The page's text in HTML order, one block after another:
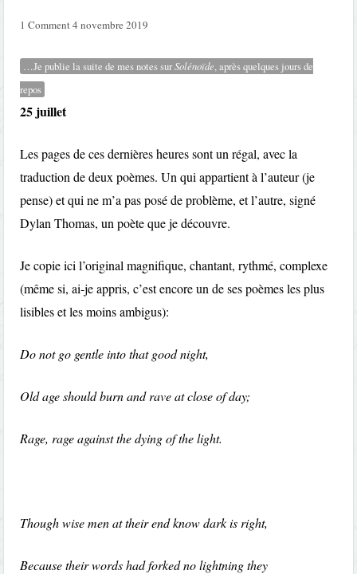
1 Comment4 novembre 2019
…Je publie la suite de mes notes surSolénoïde, après quelques jours de
repos
25 juillet
Les pages de ces dernières heures sont un régal, avec la
traduction de deux poèmes. Un qui appartient à l’auteur (je
pense) et qui ne m’a pas posé de problème, et l’autre, signé
Dylan Thomas, un poète que je découvre.
Je copie ici l’original magnifique, chantant, rythmé, complexe
(même si, ai-je appris, c’est encore un de ses poèmes les plus
lisibles et les moins ambigus):
Do not go gentle into that good night,
Old age should burn and rave at close of day;
Rage, rage against the dying of the light.
Though wise men at their end know dark is right,
Because their words had forked no lightning they